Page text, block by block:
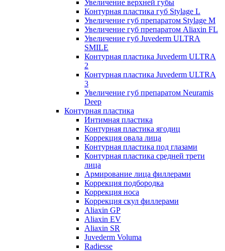
Увеличение верхней губы
Контурная пластика губ Stylage L
Увеличение губ препаратом Stylage M
Увеличение губ препаратом Aliaxin FL
Увеличение губ Juvederm ULTRA
SMILE
Контурная пластика Juvederm ULTRA
2
Контурная пластика Juvederm ULTRA
3
Увеличение губ препаратом Neuramis
Deep
Контурная пластика
Интимная пластика
Контурная пластика ягодиц
Коррекция овала лица
Контурная пластика под глазами
Контурная пластика средней трети
лица
Армирование лица филлерами
Коррекция подбородка
Коррекция носа
Коррекция скул филлерами
Aliaxin GP
Aliaxin EV
Aliaxin SR
Juvederm Voluma
Radiesse